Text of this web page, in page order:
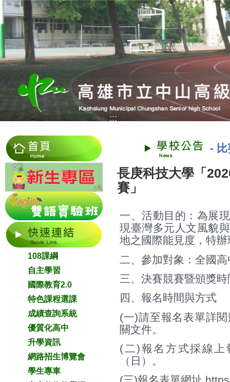
:::
108課綱
自主學習
國際教育2.0
特色課程選課
成績查詢系統
優質化高中
升學資訊
網路招生博覽會
學生專車
:::
-
長庚科技大學「
賽」
一、活動目的：為展
現臺灣多元人文風貌
地之國際能見度，特
二、參加對象：全國
三、決賽競賽暨頒獎
四、報名時間與方式
(一)請至報名表單詳
關文件。
(二)報名方式採線上
（日）。